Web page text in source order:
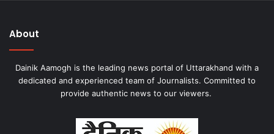
About
Dainik Aamogh is the leading news portal of Uttarakhand with a
dedicated and experienced team of Journalists. Committed to
provide authentic news to our viewers.